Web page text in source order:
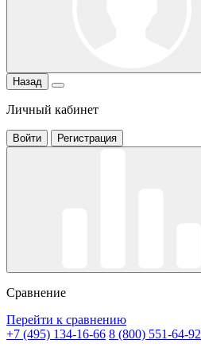
Назад
Личный кабинет
Войти Регистрация
Сравнение
Перейти к сравнению
+7 (495) 134-16-66 8 (800) 551-64-92